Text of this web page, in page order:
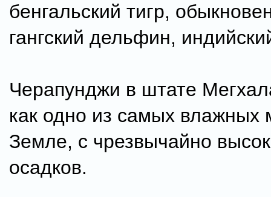
бенгальский тигр,
гангский дельфин,
Черапунджи в штате
как одно из самых влажных
Земле, с чрезвычайно
осадков.